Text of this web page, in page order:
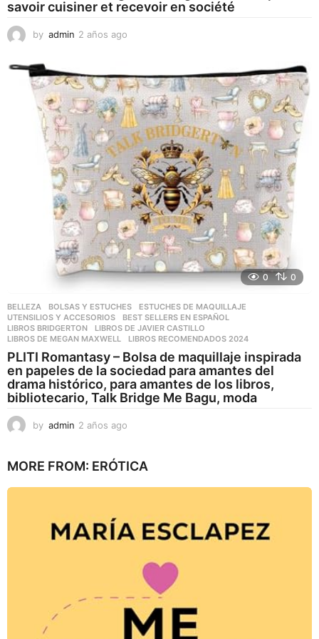
savoir cuisiner et recevoir en société
by admin 2 años ago
o
s
a
g
o
0 0
BELLEZA ,BOLSAS Y ESTUCHES ,ESTUCHES DE MAQUILLAJE
UTENSILIOS Y ACCESORIOS
BEST SELLERS EN ESPAÑOL
LIBROS BRIDGERTON
,LIBROS DE JAVIER CASTILLO
LIBROS DE MEGAN MAXWELL
,LIBROS RECOMENDADOS 2024
PLITI Romantasy – Bolsa de maquillaje inspirada
en papeles de la sociedad para amantes del
drama histórico, para amantes de los libros,
bibliotecario, Talk Bridge Me Bagu, moda
by admin 2 años ago
o
MORE FROM: ERÓTICA